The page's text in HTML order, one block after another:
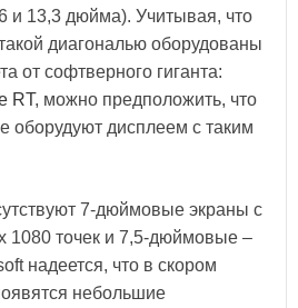
и 13,3 дюйма). Учитывая, что
диагональю оборудованы
от софтверного гиганта:
RT, можно предположить, что
оборудуют дисплеем с таким
7-дюймовые экраны с
1080 точек и 7,5-дюймовые –
надеется, что в скором
небольшие